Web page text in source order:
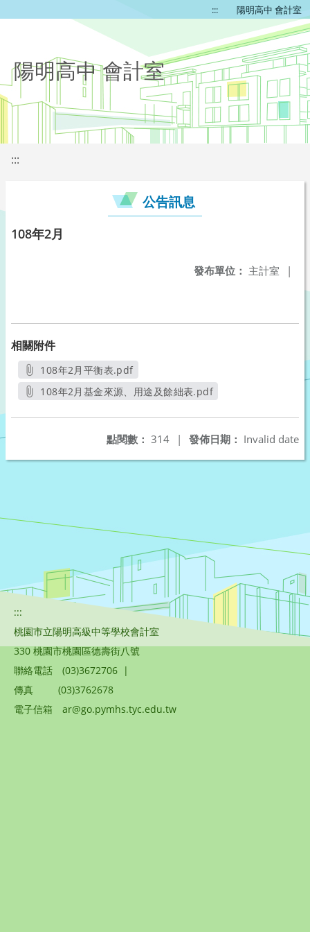
::: 陽明高中 會計室
陽明高中 會計室
:::
公告訊息
108年2月
發布單位： 主計室 |
相關附件
108年2月平衡表.pdf
另開新視窗
108年2月基金來源、用途及餘絀表.pdf
發佈日期： Invalid date
點閱數： 314 |
:::
桃園市立陽明高級中等學校會計室
330 桃園市桃園區德壽街八號
聯絡電話
(03)3672706 |
傳真
(03)3762678
電子信箱
ar@go.pymhs.tyc.edu.tw